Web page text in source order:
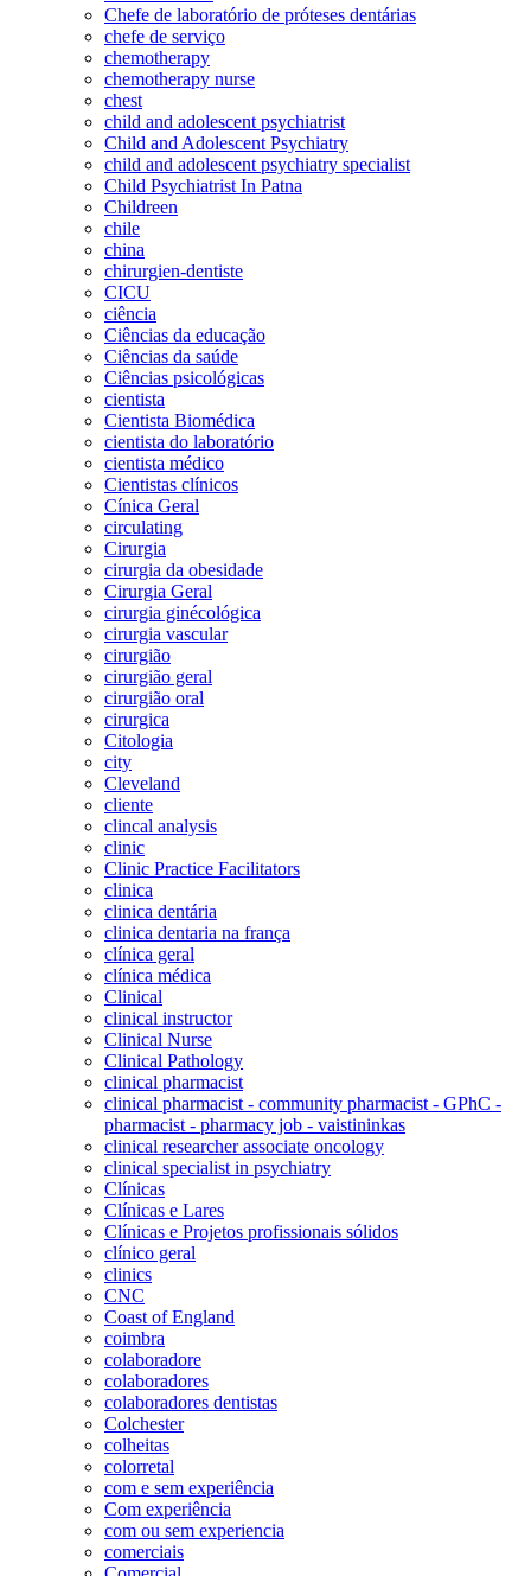
Chefe de laboratório de próteses dentárias
chefe de serviço
chemotherapy
chemotherapy nurse
chest
child and adolescent psychiatrist
Child and Adolescent Psychiatry
child and adolescent psychiatry specialist
Child Psychiatrist In Patna
Childreen
chile
china
chirurgien-dentiste
CICU
ciência
Ciências da educação
Ciências da saúde
Ciências psicológicas
cientista
Cientista Biomédica
cientista do laboratório
cientista médico
Cientistas clínicos
Cínica Geral
circulating
Cirurgia
cirurgia da obesidade
Cirurgia Geral
cirurgia ginécológica
cirurgia vascular
cirurgião
cirurgião geral
cirurgião oral
cirurgica
Citologia
city
Cleveland
cliente
clincal analysis
clinic
Clinic Practice Facilitators
clinica
clinica dentária
clinica dentaria na frança
clínica geral
clínica médica
Clinical
clinical instructor
Clinical Nurse
Clinical Pathology
clinical pharmacist
clinical pharmacist - community pharmacist - GPhC -
pharmacist - pharmacy job - vaistininkas
clinical researcher associate oncology
clinical specialist in psychiatry
Clínicas
Clínicas e Lares
Clínicas e Projetos profissionais sólidos
clínico geral
clinics
CNC
Coast of England
coimbra
colaboradore
colaboradores
colaboradores dentistas
Colchester
colheitas
colorretal
com e sem experiência
Com experiência
com ou sem experiencia
comerciais